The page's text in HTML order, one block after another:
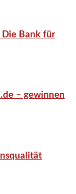
Die Bank für
– gewinnen